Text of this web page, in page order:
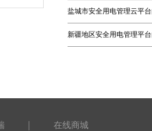
盐城市安全用电管理云平
新疆地区安全用电管理平
| 在线商城